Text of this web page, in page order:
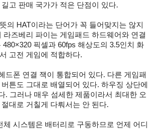
고 판매 국가가 적은 단점이 있다.
의 HAT이라는 단어가 꼭 들어맞지는 않지
라즈베리 파이는 게임패드 하드웨어와 연결
480×320 픽셀과 60fps 해상도의 3.5인치 화
고전 게임에 적합하다.
드폰 연결 잭이 통합되어 있다. 다른 게임패
튼도 그대로 배열되어 있다. 하우징 상단에
. 그러나 매우 섬세한 제품이라서 최대한 오
대로 거칠게 다뤄서는 안 된다.
체 시스템은 배터리로 구동하므로 언제 어디